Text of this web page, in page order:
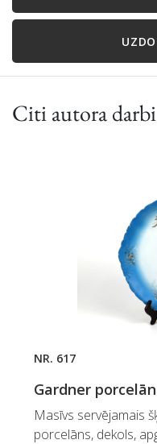
Citi autora darbi
NR. 617
Gardner
Masīvs servējamais
porcelāns, dekols,